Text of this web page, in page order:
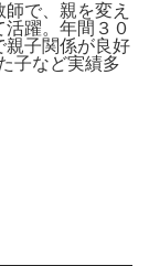
で、親を変え
躍。年間３０
親子関係が良好
子など実績多